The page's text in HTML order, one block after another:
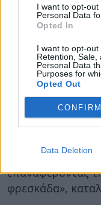
I want to opt-
Personal Data
Opted In
I want to opt-out
Retention, Sale,
Personal Data
Purposes for
Opted Out
CONFIRM
Data Deletion
Όπως φαίνεται,
άνοδο στη
πιο συχνά
χειρουργικής
επεμβατικές
«Η επιτυχία
το αποτέλεσμα
θεραπείες,
επαναφέροντας
φρεσκάδα»,